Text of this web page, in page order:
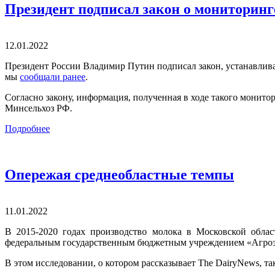
Президент подписал закон о
12.01.2022
Президент России Владимир Путин подписал закон,
мы сообщали ранее.
Согласно закону, информация, полученная в ходе такого
Минсельхоз РФ.
Подробнее
Опережая среднеобластные темпы
11.01.2022
В 2015-2020 годах производство молока в Московской
федеральным государственным бюджетным учреждением
В этом исследовании, о котором рассказывает The DairyNews,